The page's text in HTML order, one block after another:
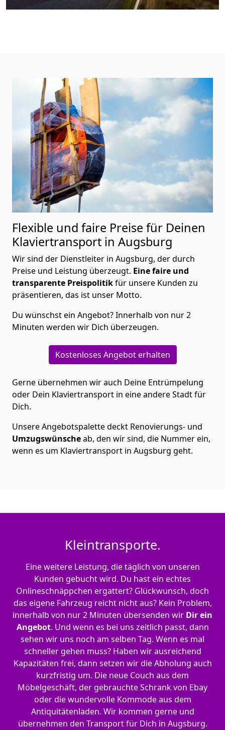
Flexible und faire Preise für Deinen
Klaviertransport in Augsburg
Wir sind der Dienstleiter in Augsburg, der durch
Preise und Leistung überzeugt. Eine faire und
transparente Preispolitikfür unsere Kunden zu
präsentieren, das ist unser Motto.
Du wünschst ein Angebot? Innerhalb von nur 2
Minuten werden wir Dich überzeugen.
Kostenloses Angebot erhalten
Gerne übernehmen wir auch Deine Entrümpelung
oder Dein Klaviertransport in eine andere Stadt für
Dich.
Unsere Angebotspalette deckt Renovierungs- und
Umzugswünscheab, den wir sind, die Nummer ein,
wenn es um Klaviertransport in Augsburg geht.
Kleintransporte.
Eine weitere Leistung, die täglich von unseren
Kunden gebucht wird. Du hast ein echtes
Onlineschnäppchen ergattert? Glückwunsch, doch
das eigene Fahrzeug reicht nicht aus? Kein Problem,
innerhalb von nur 2 Minuten übersenden wir Dir ein
Angebot. Und wenn es bei uns zeitlich passt, dann
sehen wir uns noch am selben Tag. Wenn es mal
schneller gehen muss? Haben wir ausreichend
Kapazitäten frei, dann setzen wir die Abholung auch
kurzfristig um. Die neue Couch aus dem
Möbelgeschäft, der gebrauchte Schrank von Ebay
oder die wundervolle Kommode aus dem
Antiquitätenladen. Wir kommen gerne und
übernehmen den Transport für Dich in Augsburg.